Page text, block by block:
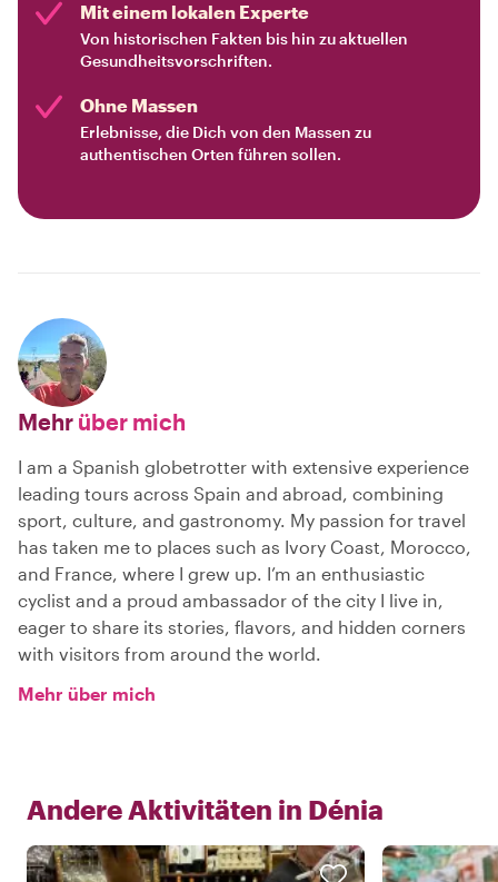
Mit einem lokalen Experte
Von historischen Fakten bis hin zu aktuellen
Gesundheitsvorschriften.
Ohne Massen
Erlebnisse, die Dich von den Massen zu
authentischen Orten führen sollen.
Mehr über mich
I am a Spanish globetrotter with extensive experience
leading tours across Spain and abroad, combining
sport, culture, and gastronomy. My passion for travel
has taken me to places such as Ivory Coast, Morocco,
and France, where I grew up. I’m an enthusiastic
cyclist and a proud ambassador of the city I live in,
eager to share its stories, flavors, and hidden corners
with visitors from around the world.
Mehr über mich
Andere Aktivitäten in Dénia